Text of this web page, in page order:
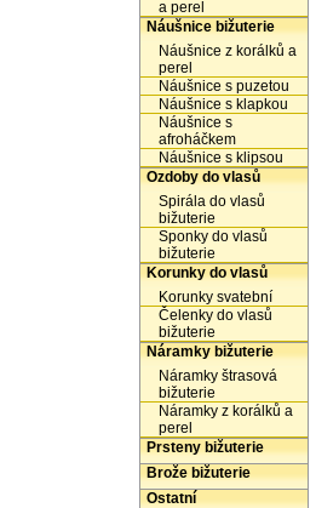
a perel
Náušnice bižuterie
Náušnice z korálků a
perel
Náušnice s puzetou
Náušnice s klapkou
Náušnice s
afroháčkem
Náušnice s klipsou
Ozdoby do vlasů
Spirála do vlasů
bižuterie
Sponky do vlasů
bižuterie
Korunky do vlasů
Korunky svatební
Čelenky do vlasů
bižuterie
Náramky bižuterie
Náramky štrasová
bižuterie
Náramky z korálků a
perel
Prsteny bižuterie
Brože bižuterie
Ostatní